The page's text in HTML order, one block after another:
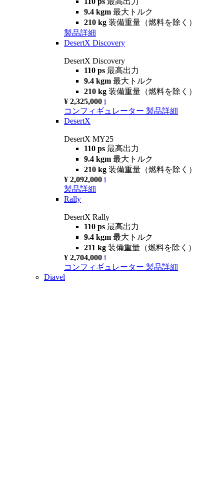
9.4 kgm 最大トルク
210 kg 装備重量（燃料を除く）
製品詳細
DesertX Discovery
DesertX Discovery
110 ps 最高出力
9.4 kgm 最大トルク
210 kg 装備重量（燃料を除く）
¥ 2,325,000 i
コンフィギュレーター 製品詳細
DesertX
DesertX MY25
110 ps 最高出力
9.4 kgm 最大トルク
210 kg 装備重量（燃料を除く）
¥ 2,092,000 i
製品詳細
Rally
DesertX Rally
110 ps 最高出力
9.4 kgm 最大トルク
211 kg 装備重量（燃料を除く）
¥ 2,704,000 i
コンフィギュレーター 製品詳細
Diavel